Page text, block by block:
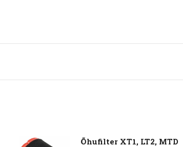
Õhufilter XT1, LT2, MTD